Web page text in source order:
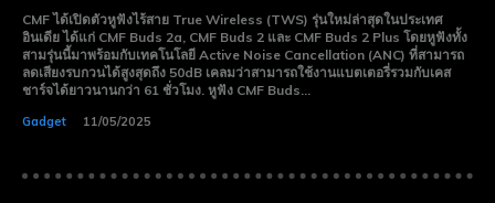
CMF ได้เปิดตัวหูฟังไร้สาย True Wireless (TWS) รุ่นใหม่ล่าสุดในประเทศ
อินเดีย ได้แก่ CMF Buds 2a, CMF Buds 2 และ CMF Buds 2 Plus โดยหูฟังทั้ง
สามรุ่นนี้มาพร้อมกับเทคโนโลยี Active Noise Cancellation (ANC) ที่สามารถ
ลดเสียงรบกวนได้สูงสุดถึง 50dB เคลมว่าสามารถใช้งานแบตเตอรี่รวมกับเคส
ชาร์จได้ยาวนานกว่า 61 ชั่วโมง. หูฟัง CMF Buds...
Gadget 11/05/2025